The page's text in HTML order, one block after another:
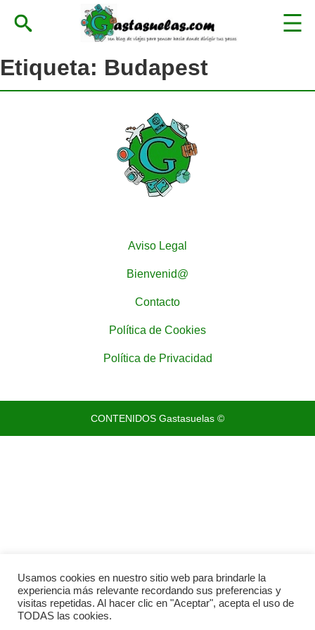
Etiqueta: Budapest
Aviso Legal
Bienvenid@
Contacto
Política de Cookies
Política de Privacidad
CONTENIDOS Gastasuelas ©
Usamos cookies en nuestro sitio web para brindarle la
experiencia más relevante recordando sus preferencias y
visitas repetidas. Al hacer clic en "Aceptar", acepta el uso de
TODAS las cookies.